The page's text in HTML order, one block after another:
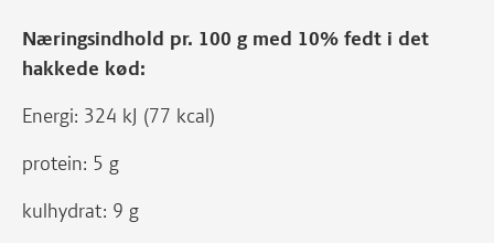
Næringsindhold pr. 100 g med 10% fedt i det
hakkede kød:
Energi: 324 kJ (77 kcal)
protein: 5 g
kulhydrat: 9 g